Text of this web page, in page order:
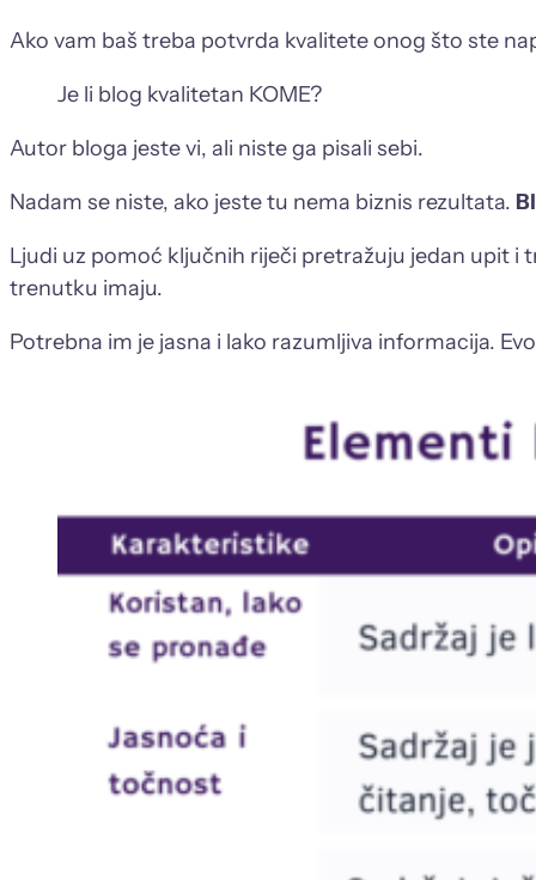
Ako vam baš treba potvrda kvalitete onog što ste
Je li blog kvalitetan KOME?
Autor bloga jeste vi, ali niste ga pisali sebi.
Nadam se niste, ako jeste tu nema biznis rezultata.
Ljudi uz pomoć ključnih riječi pretražuju jedan upit i
trenutku imaju.
Potrebna im je jasna i lako razumljiva informacija.